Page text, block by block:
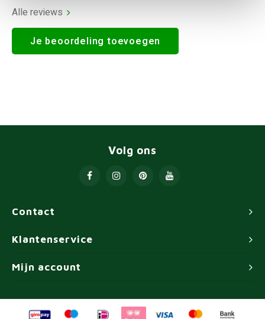
Alle reviews
Je beoordeling toevoegen
Contact
Volg ons
Klantenservice
Mijn account